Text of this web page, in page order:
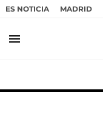
ES NOTICIA MADRID
menu